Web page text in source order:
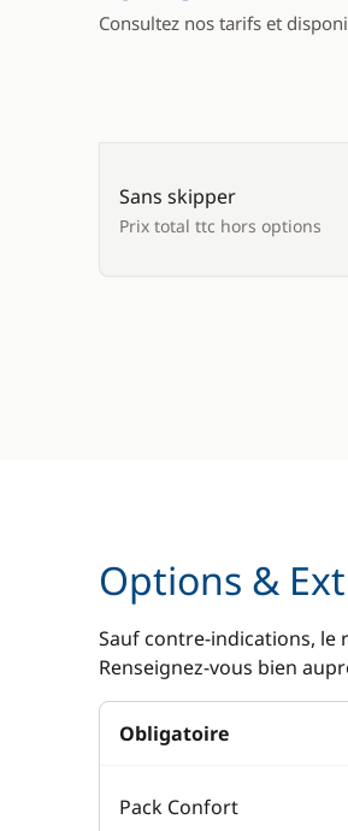
Consultez nos tarifs et
Sans skipper
Prix total ttc hors options
Options &
Sauf contre-indications, le
Renseignez-vous bien
Obligatoire
Pack Confort